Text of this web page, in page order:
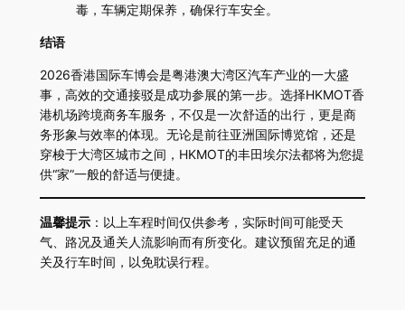
毒，车辆定期保养，确保行车安全。
结语
2026香港国际车博会是粤港澳大湾区汽车产业的一大盛
事，高效的交通接驳是成功参展的第一步。选择HKMOT香
港机场跨境商务车服务，不仅是一次舒适的出行，更是商
务形象与效率的体现。无论是前往亚洲国际博览馆，还是
穿梭于大湾区城市之间，HKMOT的丰田埃尔法都将为您提
供“家”一般的舒适与便捷。
温馨提示：以上车程时间仅供参考，实际时间可能受天
气、路况及通关人流影响而有所变化。建议预留充足的通
关及行车时间，以免耽误行程。